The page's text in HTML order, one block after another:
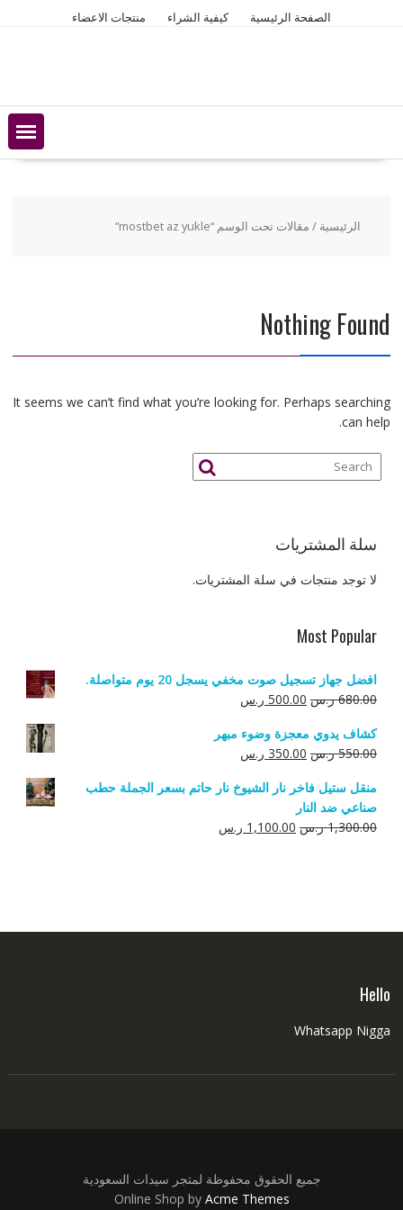
الصفحة الرئيسية كيفية الشراء منتجات الاعضاء
الرئيسية / مقالات تحت الوسم “mostbet az yukle”
Nothing Found
It seems we can’t find what you’re looking for. Perhaps searching
can help.
سلة المشتريات
لا توجد منتجات في سلة المشتريات.
Most Popular
افضل جهاز تسجيل صوت مخفي يسجل 20 يوم متواصلة.
680.00 ر.س السعر
هو:
680.00 ر.س.
500.00 ر.سالسعر
هو:
500.00 ر.س.
كشاف يدوي معجزة وضوء مبهر
550.00 ر.س السعر
هو:
550.00 ر.س.
350.00 ر.سالسعر
هو:
منقل ستيل فاخر نار الشيوخ نار حاتم بسعر الجملة حطب
صناعي ضد النار
1,300.00 ر.س السعر
1,100.00 ر.سالسعر
Hello
Whatsapp Nigga
جميع الحقوق محفوظة لمتجر سيدات السعودية
Online Shop by Acme Themes